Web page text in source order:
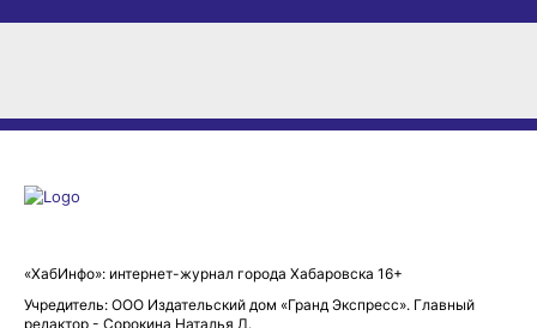
«ХабИнфо»: интернет-журнал города Хабаровска 16+
Учредитель: ООО Издательский дом «Гранд Экспресс». Главный
редактор - Сорокина Наталья Д.